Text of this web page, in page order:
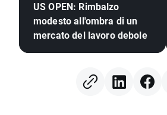
US OPEN: Rimbalzo
modesto all'ombra di un
mercato del lavoro debole